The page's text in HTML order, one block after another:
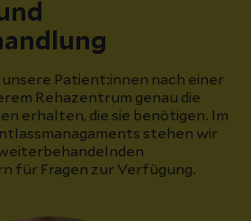
Patient:innen nach einer
Rehazentrum genau die
erhalten, die sie benötigen. Im
stehen wir
für Fragen zur Verfügung.